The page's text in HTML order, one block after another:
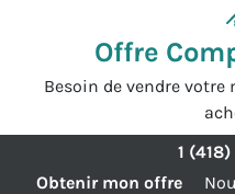
Offre
Besoin de vendre
1
Obtenir mon offre